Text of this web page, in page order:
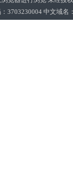
3703230004 中文域名